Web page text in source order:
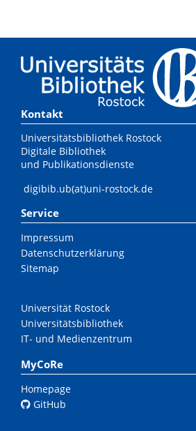
Kontakt
Universitätsbibliothek Rostock
Digitale Bibliothek
und Publikationsdienste
digibib.ub(at)uni-rostock.de
Service
Impressum
Datenschutzerklärung
Sitemap
Universität Rostock
Universitätsbibliothek
IT- und Medienzentrum
MyCoRe
Homepage
GitHub